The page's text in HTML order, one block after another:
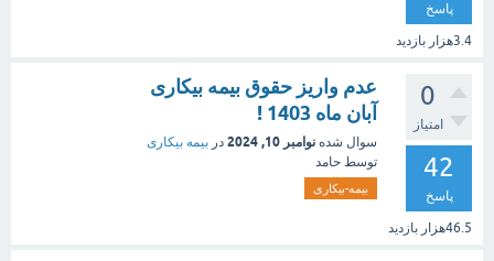
پاسخ
3.4هزار بازدید
0
امتیاز
42
پاسخ
46.5هزار بازدید
عدم واریز حقوق بیمه بیکاری
آبان ماه 1403 !
سوال شده نوامبر 10, 2024 در بیمه بیکاری
توسط حامد
بیمه-بیکاری